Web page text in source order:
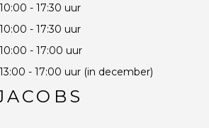
10:00 - 17:30 uur
10:00 - 17:30 uur
10:00 - 17:00 uur
13:00 - 17:00 uur (in december)